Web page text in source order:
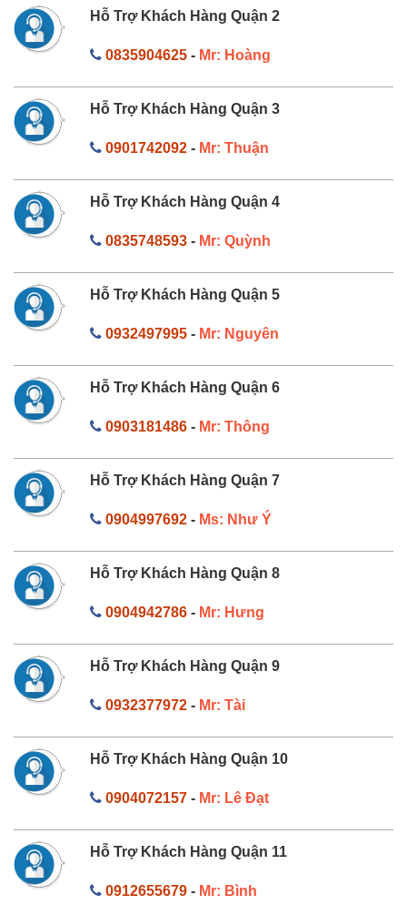
Hỗ Trợ Khách Hàng Quận 2
0835904625- Mr: Hoàng
Hỗ Trợ Khách Hàng Quận 3
0901742092- Mr: Thuận
Hỗ Trợ Khách Hàng Quận 4
0835748593- Mr: Quỳnh
Hỗ Trợ Khách Hàng Quận 5
0932497995- Mr: Nguyên
Hỗ Trợ Khách Hàng Quận 6
0903181486- Mr: Thông
Hỗ Trợ Khách Hàng Quận 7
0904997692- Ms: Như Ý
Hỗ Trợ Khách Hàng Quận 8
0904942786- Mr: Hưng
Hỗ Trợ Khách Hàng Quận 9
0932377972- Mr: Tài
Hỗ Trợ Khách Hàng Quận 10
0904072157- Mr: Lê Đạt
Hỗ Trợ Khách Hàng Quận 11
0912655679- Mr: Bình